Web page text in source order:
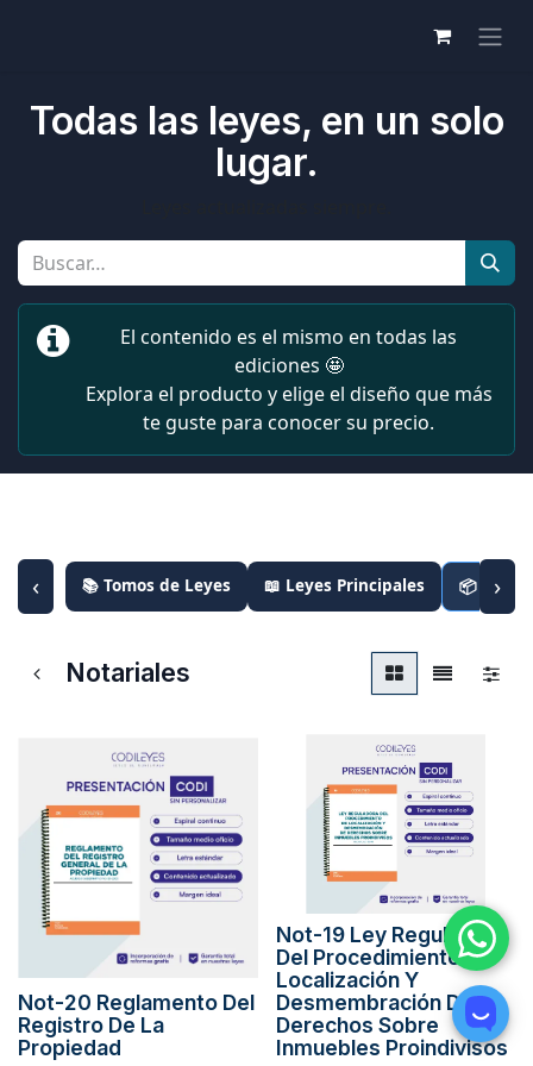
Todas las leyes, en un solo
lugar.
El contenido es el mismo en todas las
ediciones 🤩
Explora el producto y elige el diseño que más
te guste para conocer su precio.
‹ 📚 Tomos de Leyes 📖 Leyes Principales 📦 ›
Notariales
Not-20 Reglamento Del
Registro De La
Propiedad
Not-19 Ley Reguladora
Del Procedimiento De
Localización Y
Desmembración De
Derechos Sobre
Inmuebles Proindivisos